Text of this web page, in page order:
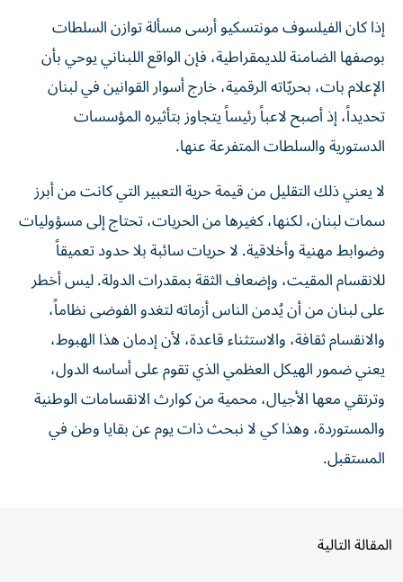
إذا كان الفيلسوف مونتسكيو أرسى مسألة توازن السلطات
بوصفها الضامنة للديمقراطية، فإن الواقع اللبناني يوحي بأن
الإعلام بات، بحريّاته الرقمية، خارج أسوار القوانين في لبنان
تحديداً، إذ أصبح لاعباً رئيساً يتجاوز بتأثيره المؤسسات
الدستورية والسلطات المتفرعة عنها.
لا يعني ذلك التقليل من قيمة حرية التعبير التي كانت من أبرز
سمات لبنان، لكنها، كغيرها من الحريات، تحتاج إلى مسؤوليات
وضوابط مهنية وأخلاقية. لا حريات سائبة بلا حدود تعميقاً
للانقسام المقيت، وإضعاف الثقة بمقدرات الدولة. ليس أخطر
على لبنان من أن يُدمن الناس أزماته لتغدو الفوضى نظاماً،
والانقسام ثقافة، والاستثناء قاعدة، لأن إدمان هذا الهبوط،
يعني ضمور الهيكل العظمي الذي تقوم على أساسه الدول،
وترتقي معها الأجيال، محمية من كوارث الانقسامات الوطنية
والمستوردة، وهذا كي لا نبحث ذات يوم عن بقايا وطن في
المستقبل.
المقالة التالية